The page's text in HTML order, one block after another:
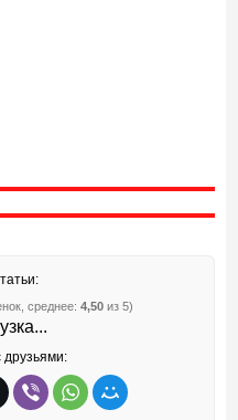
среднее: 4,50 из 5)
друзьями: